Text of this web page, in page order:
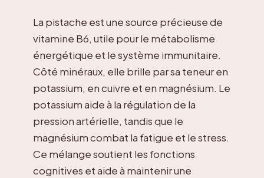
La pistache est une source précieuse de
vitamine B6, utile pour le métabolisme
énergétique et le système immunitaire.
Côté minéraux, elle brille par sa teneur en
potassium, en cuivre et en magnésium. Le
potassium aide à la régulation de la
pression artérielle, tandis que le
magnésium combat la fatigue et le stress.
Ce mélange soutient les fonctions
cognitives et aide à maintenir une